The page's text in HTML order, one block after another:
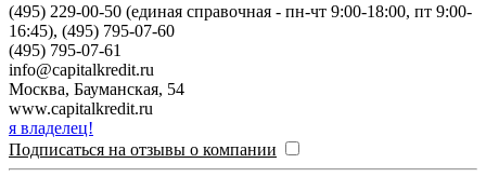
(495) 229-00-50 (единая справочная - пн-чт 9:00-18:00, пт 9:00-
16:45), (495) 795-07-60
(495) 795-07-61
info@capitalkredit.ru
Москва, Бауманская, 54
www.capitalkredit.ru
я владелец!
Подписаться на отзывы о компании